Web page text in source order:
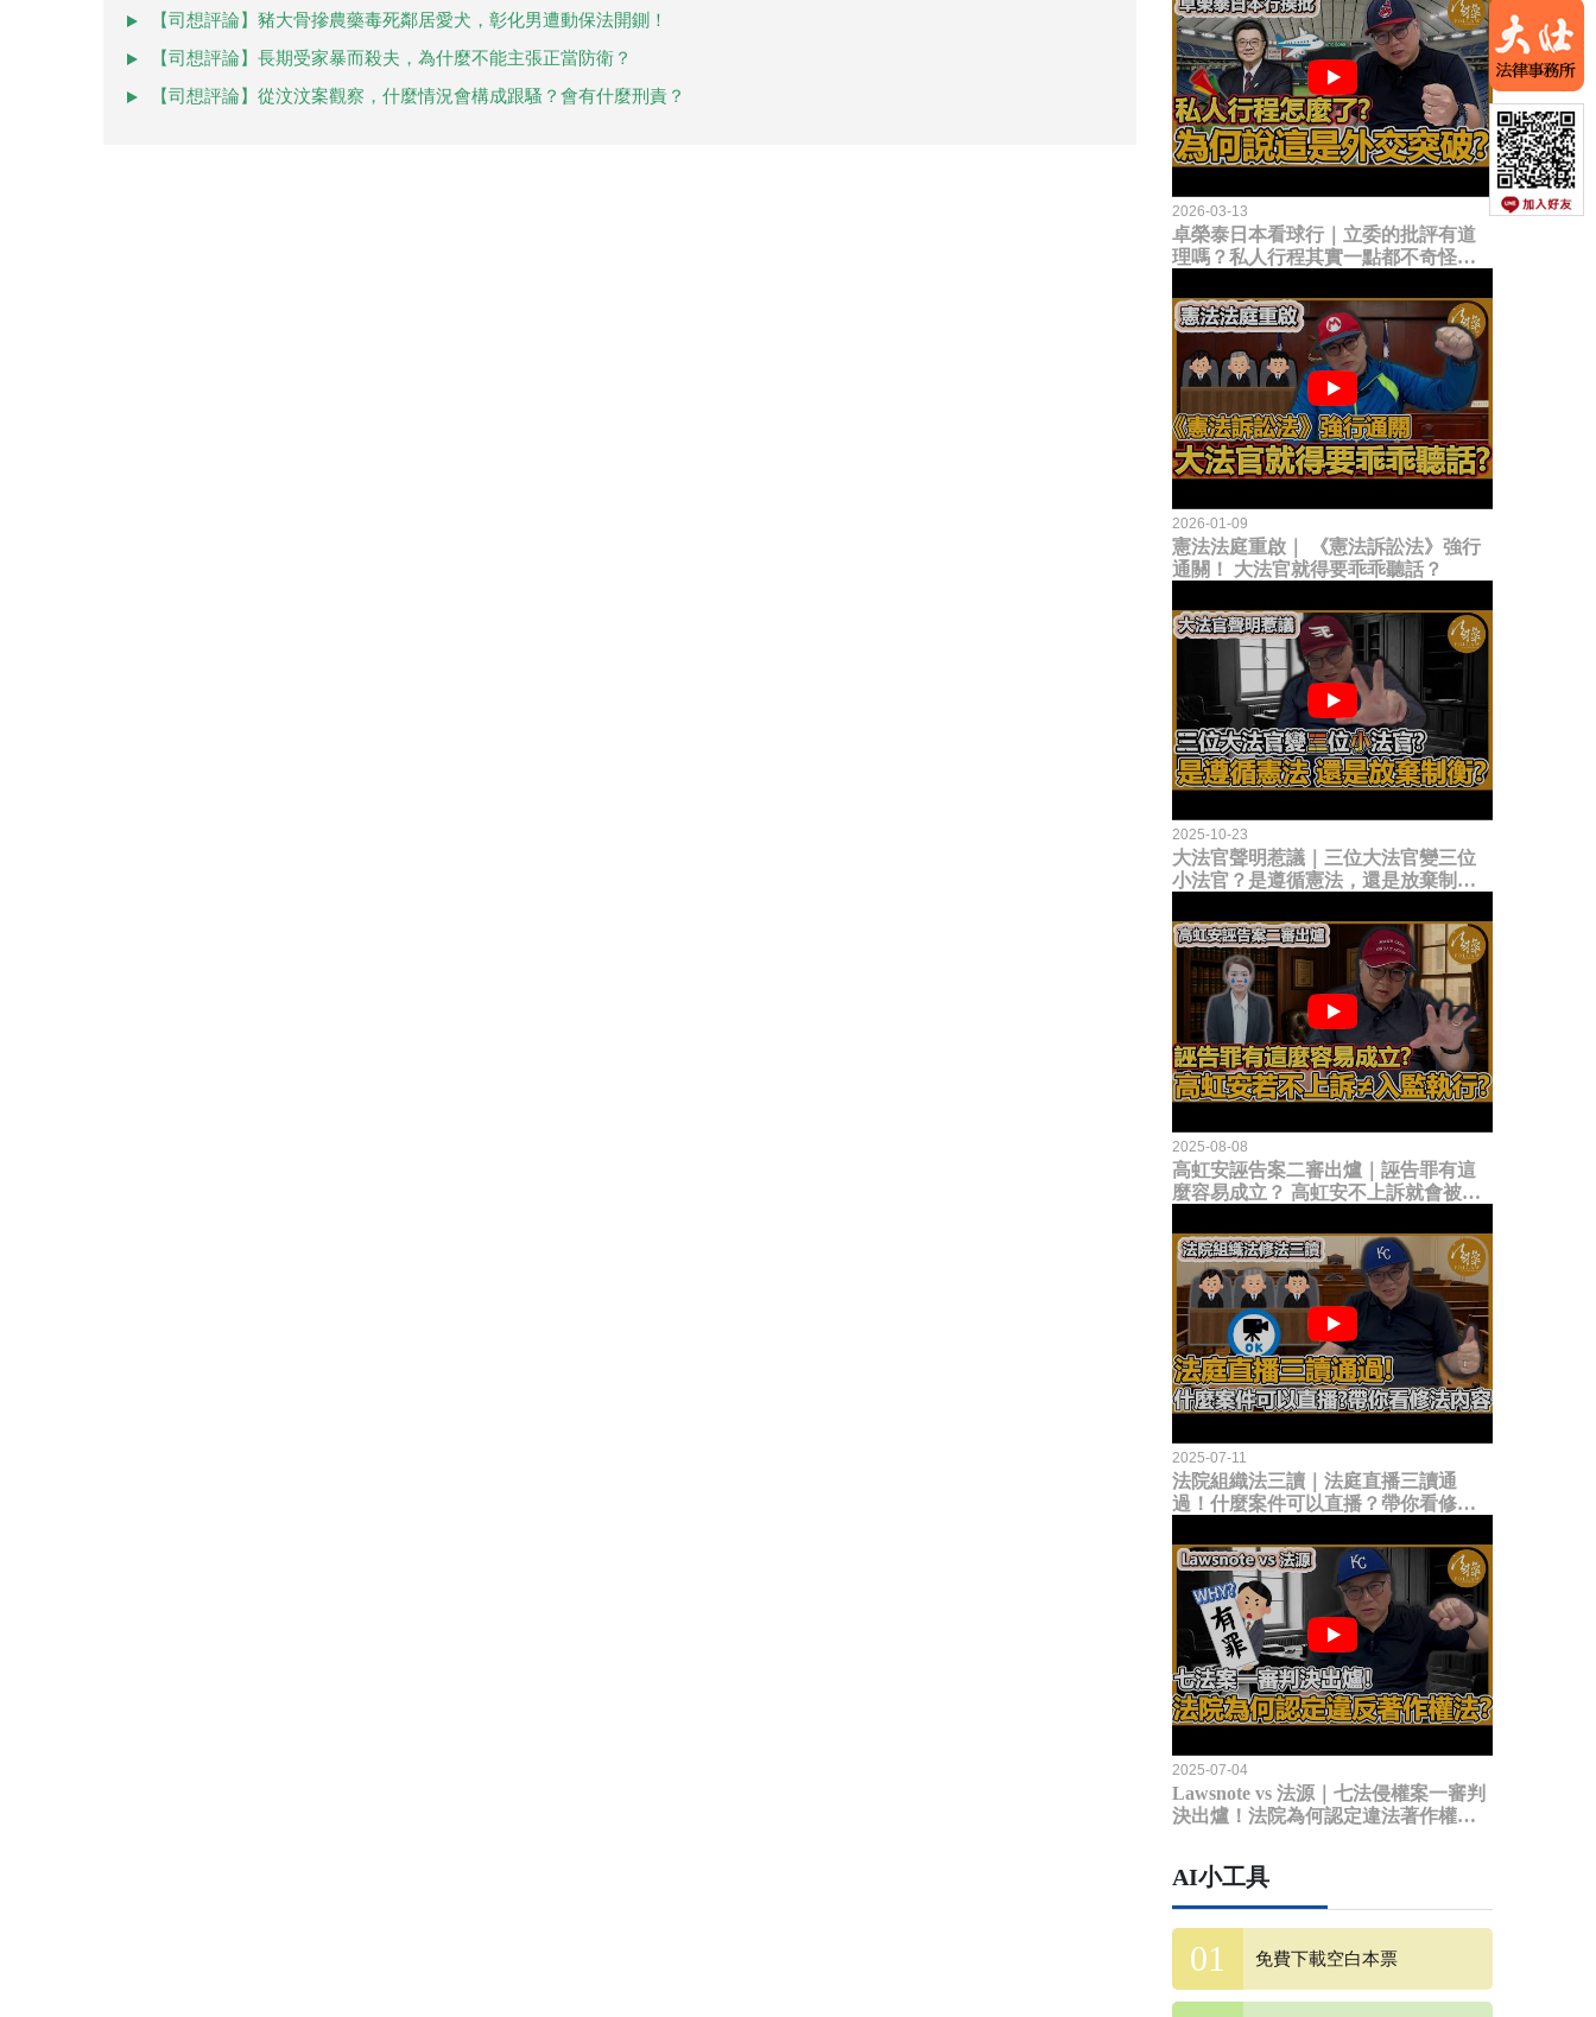
【司想評論】豬大骨摻農藥毒死鄰居愛犬，彰化男遭動保法開鍘！
【司想評論】長期受家暴而殺夫，為什麼不能主張正當防衛？
【司想評論】從汶汶案觀察，什麼情況會構成跟騷？會有什麼刑責？
2026-03-13
卓榮泰日本看球行｜立委的批評有道
理嗎？私人行程其實一點都不奇怪？
2026-01-09
憲法法庭重啟｜ 《憲法訴訟法》強行
通關！ 大法官就得要乖乖聽話？
2025-10-23
大法官聲明惹議｜三位大法官變三位
小法官？是遵循憲法，還是放棄制衡
2025-08-08
高虹安誣告案二審出爐｜誣告罪有這
麼容易成立？ 高虹安不上訴就會被
2025-07-11
法院組織法三讀｜法庭直播三讀通
過！什麼案件可以直播？帶你看修法
2025-07-04
Lawsnote vs 法源｜七法侵權案一審判
決出爐！法院為何認定違法著作權
AI小工具
免費下載空白本票